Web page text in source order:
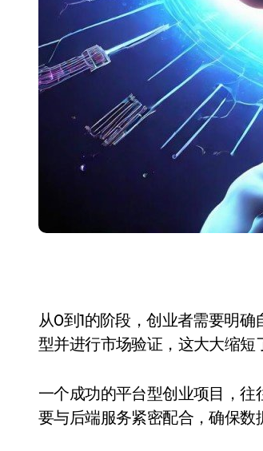
从0到1的阶段，创业者需要明
型并进行市场验证，这大大缩短
一个成功的平台型创业项目，
要与后端服务紧密配合，确保数